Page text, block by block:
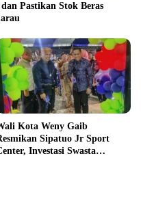
Pastikan Stok Beras
Kota Weny Gaib
Sipatuo Jr Sport
Investasi Swasta